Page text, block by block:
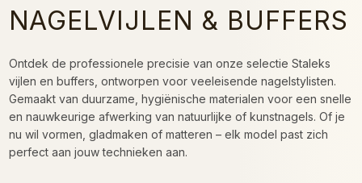
NAGELVIJLEN & BUFFERS
Ontdek de professionele precisie van onze selectie Staleks
vijlen en buffers, ontworpen voor veeleisende nagelstylisten.
Gemaakt van duurzame, hygiënische materialen voor een snelle
en nauwkeurige afwerking van natuurlijke of kunstnagels. Of je
nu wil vormen, gladmaken of matteren – elk model past zich
perfect aan jouw technieken aan.